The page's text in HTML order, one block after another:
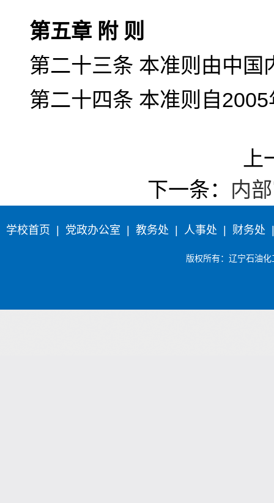
第五章 附 则
第二十三条 本准则由中国
第二十四条 本准则自
下一条： 内
学校首页 党政办公室 教务处 人事处 财务处
版权所有：辽宁石油